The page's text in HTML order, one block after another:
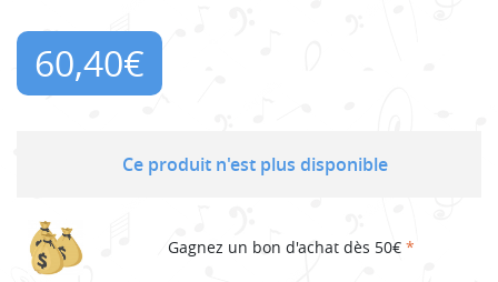
60,40€
Ce produit n'est plus disponible
Gagnez un bon d'achat dès 50€ *